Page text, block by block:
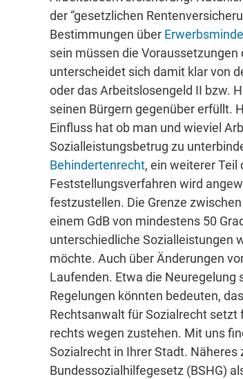
der “gesetzlichen
Bestimmungen über
sein müssen die Voraussetzungen
unterscheidet sich damit klar von
oder das Arbeitslosengeld II bzw.
seinen Bürgern gegenüber erfüllt.
Einfluss hat ob man und wieviel
Sozialleistungsbetrug zu
Behindertenrecht, ein weiterer Teil
Feststellungsverfahren wird
festzustellen. Die Grenze
einem GdB von mindestens 50
unterschiedliche Sozialleistungen
möchte. Auch über Änderungen
Laufenden. Etwa die Neuregelung
Regelungen könnten bedeuten,
Rechtsanwalt für Sozialrecht setzt
rechts wegen zustehen. Mit uns
Sozialrecht in Ihrer Stadt. Näheres
Bundessozialhilfegesetz (BSHG)